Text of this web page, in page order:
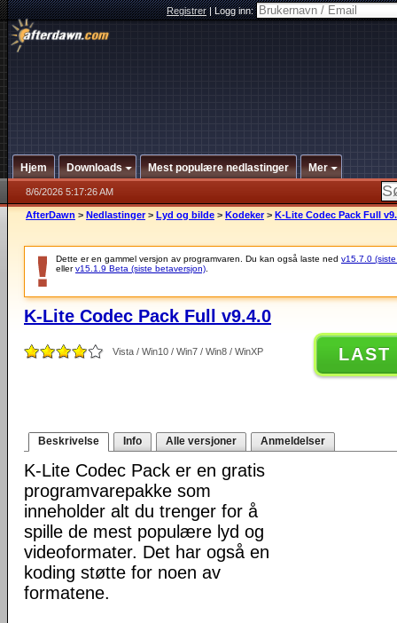
Registrer|Logg inn:
Hjem Downloads Mest populære nedlastinger Mer
8/6/2026 5:17:26 AM
AfterDawn > Nedlastinger > Lyd og bilde > Kodeker > K-Lite Codec Pack Full
Dette er en gammel versjon av programvaren. Du kan også laste ned v15.7.0
ellerv15.1.9 Beta (siste betaversjon)
K-Lite Codec Pack Full v9.4.0
Vista / Win10 / Win7 / Win8 / WinXP LAST
Beskrivelse Info Alle versjoner Anmeldelser
K-Lite Codec Pack er en gratis
programvarepakke som
inneholder alt du trenger for å
spille de mest populære lyd og
videoformater. Det har også en
koding støtte for noen av
formatene.